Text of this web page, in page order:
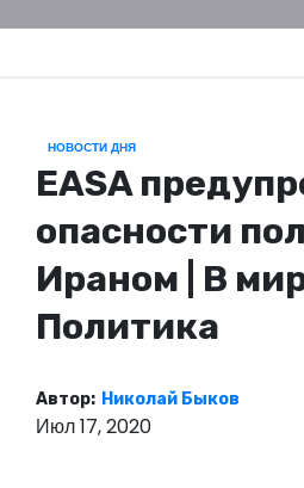
к
НОВОСТИ ДНЯ
EASA
опасности
Ираном | В
Политика
Автор: Николай Быков
Июл 17, 2020